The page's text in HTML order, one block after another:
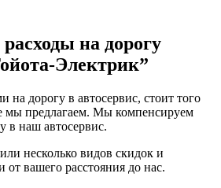
на дорогу
Электрик”
на дорогу в автосервис, стоит того
мы предлагаем. Мы компенсируем
в наш автосервис.
несколько видов скидок и
от вашего расстояния до нас.